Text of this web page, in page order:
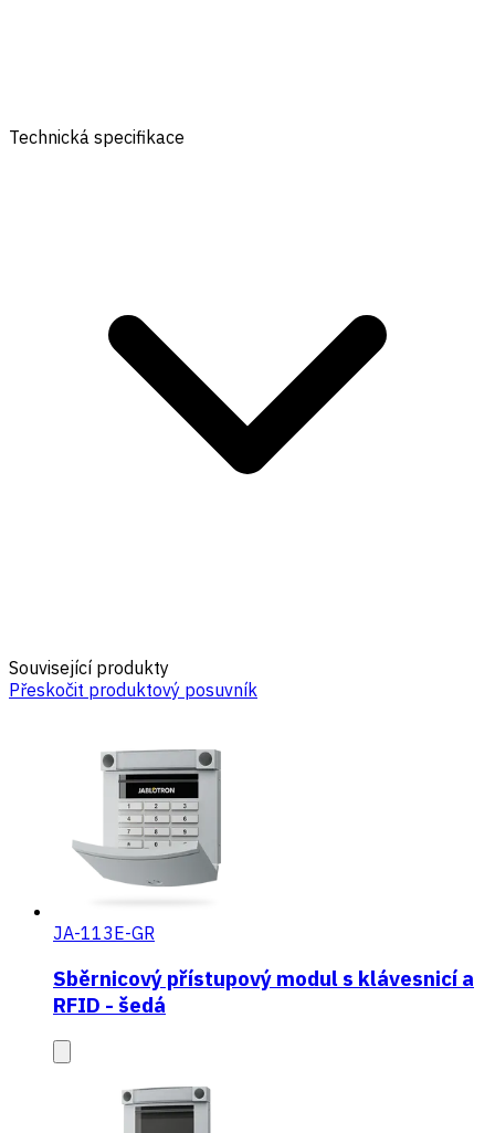
Technická specifikace
Související produkty
Přeskočit produktový posuvník
JA-113E-GR
Sběrnicový přístupový modul s klávesnicí a
RFID - šedá